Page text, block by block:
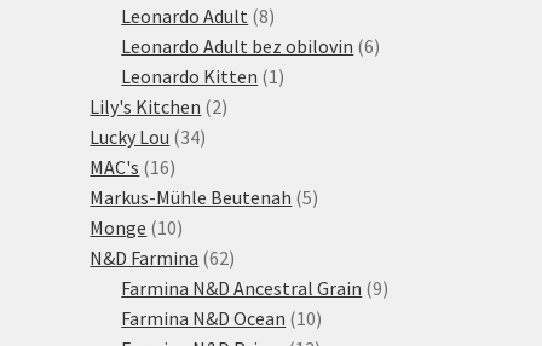
produktů
Leonardo Adult 88
produktů
Leonardo Adult bez obilovin 66
Leonardo Kitten 1 1
Lily's Kitchen 22
Lucky Lou 3434
MAC's 1616
produktů
Markus-Mühle Beutenah 55
Monge 1010
produktů
N&D Farmina 6262
produktů
Farmina N&D Ancestral Grain 99
Farmina N&D Ocean 1010